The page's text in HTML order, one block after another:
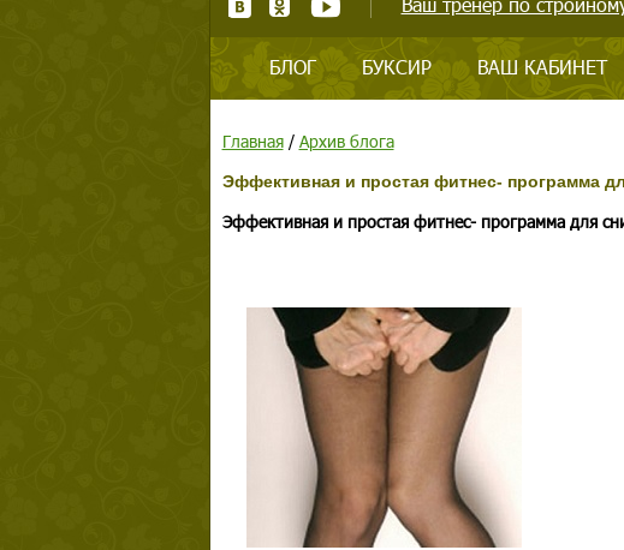
БЛОГ БУКСИР ВАШ КАБИНЕТ
Главная/ Архив блога
Эффективная и простая фитнес- программа
Эффективная и простая фитнес- программа для